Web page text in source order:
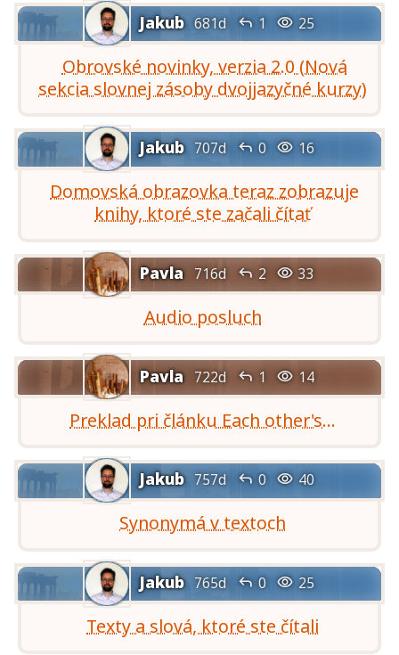
Jakub 681d  1  25
Obrovské novinky, verzia 2.0 (Nová
sekcia slovnej zásoby dvojjazyčné kurzy)
Jakub 707d  0  16
Domovská obrazovka teraz zobrazuje
knihy, ktoré ste začali čítať
Pavla 716d  2  33
Audio posluch
Pavla 722d  1  14
Preklad pri článku Each other's...
Jakub 757d  0  40
Synonymá v textoch
Jakub 765d  0  25
Texty a slová, ktoré ste čítali